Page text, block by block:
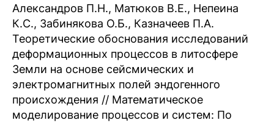
Александров П.Н., Матюков В.Е., Непеина
К.С., Забинякова О.Б., Казначеев П.А.
Теоретические обоснования исследований
деформационных процессов в литосфере
Земли на основе сейсмических и
электромагнитных полей эндогенного
происхождения // Математическое
моделирование процессов и систем: По